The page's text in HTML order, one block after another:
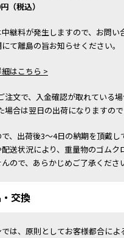
（税込）
継料が発生しますので、お問い
て離島の旨お知らせください。
はこちら >
注文で、入金確認が取れている場
場合は翌日の出荷になりますので
、出荷後3～4日の納期を頂戴し
送状況により、重量物のゴムク
ので、あらかじめご了承くださ
交換
は、原則としてお客様都合によ